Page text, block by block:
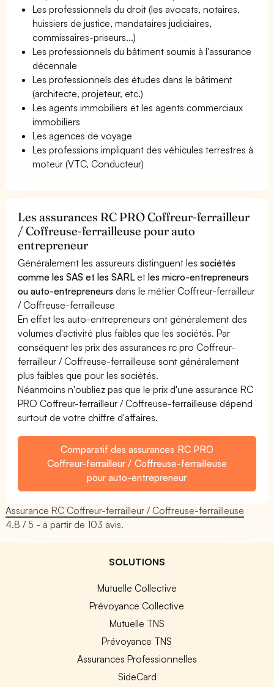
Les professionnels du droit (les avocats, notaires,
huissiers de justice, mandataires judiciaires,
commissaires-priseurs...)
Les professionnels du bâtiment soumis à l'assurance
décennale
Les professionnels des études dans le bâtiment
(architecte, projeteur, etc.)
Les agents immobiliers et les agents commerciaux
immobiliers
Les agences de voyage
Les professions impliquant des véhicules terrestres à
moteur (VTC, Conducteur)
Les assurances RC PRO Coffreur-ferrailleur
/ Coffreuse-ferrailleuse pour auto
entrepreneur
Généralement les assureurs distinguent lessociétés
comme les SAS et les SARL etles micro-entrepreneurs
ou auto-entrepreneurs dans le métier Coffreur-ferrailleur
/ Coffreuse-ferrailleuse
En effet les auto-entrepreneurs ont généralement des
volumes d'activité plus faibles que les sociétés. Par
conséquent les prix des assurances rc pro Coffreur-
ferrailleur / Coffreuse-ferrailleuse sont généralement
plus faibles que pour les sociétés.
Néanmoins n'oubliez pas que le prix d'une assurance RC
PRO Coffreur-ferrailleur / Coffreuse-ferrailleuse dépend
surtout de votre chiffre d'affaires.
Comparatif des assurances RC PRO
Coffreur-ferrailleur / Coffreuse-ferrailleuse
pour auto-entrepreneur
Assurance RC Coffreur-ferrailleur / Coffreuse-ferrailleuse
4.8 / 5 - à partir de103 avis.
SOLUTIONS
Mutuelle Collective
Prévoyance Collective
Mutuelle TNS
Prévoyance TNS
Assurances Professionnelles
SideCard